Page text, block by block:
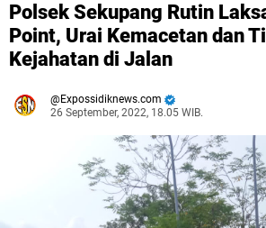
Polsek Sekupang Rutin
Point, Urai Kemacetan dan
Kejahatan di Jalan
Expossidiknews.com
26 September, 2022, 18.05 WIB.